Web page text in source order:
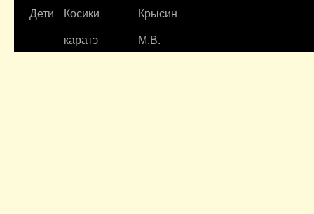
Дети
Косики
каратэ
Крысин
М.В.